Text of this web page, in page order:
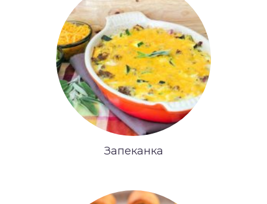
Запеканка